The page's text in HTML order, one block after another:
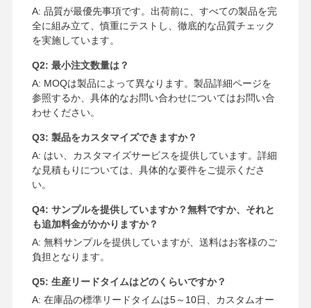
A: 品質が最優先事項です。出荷前に、すべての製品を完
全に組み立て、慎重にテストし、徹底的な品質チェック
を実施しています。
Q2: 最小注文数量は？
A: MOQは製品によって異なります。製品詳細ページを
参照するか、具体的なお問い合わせについてはお問い合
わせください。
Q3: 製品をカスタマイズできますか？
A: はい、カスタマイズサービスを提供しています。詳細
な見積もりについては、具体的な要件をご提示くださ
い。
Q4: サンプルを提供していますか？無料ですか、それと
も追加料金がかかりますか？
A: 無料サンプルを提供していますが、送料はお客様のご
負担となります。
Q5: 生産リードタイムはどのくらいですか？
A: 在庫品の標準リードタイムは5～10日、カスタムオー